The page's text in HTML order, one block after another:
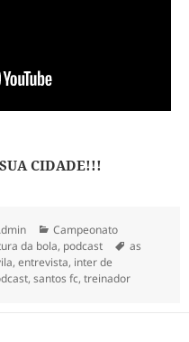
CIDADE!!!
Categorias
Campeonato
da bola, podcast Tags
as
,entrevista, inter de
,santos fc,treinador